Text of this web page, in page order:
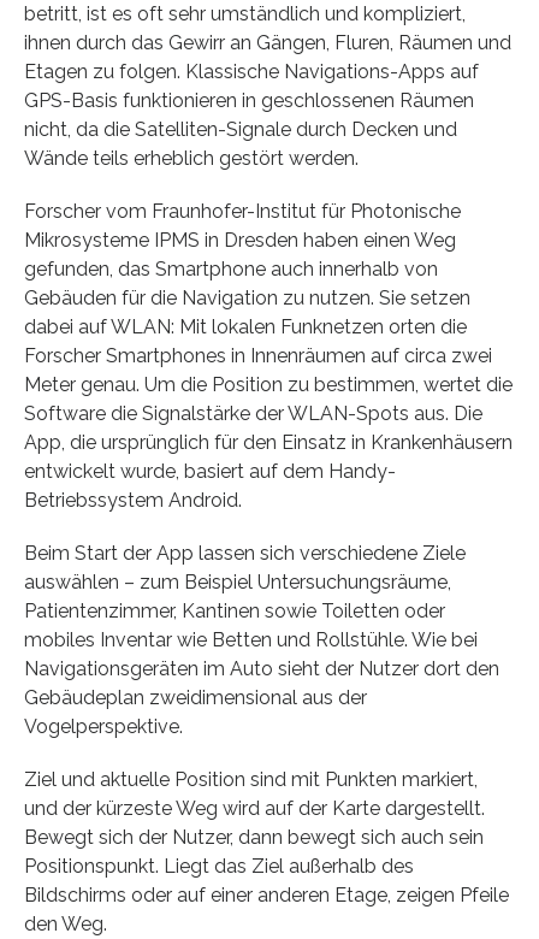
betritt, ist es oft sehr umständlich und kompliziert,
ihnen durch das Gewirr an Gängen, Fluren, Räumen und
Etagen zu folgen. Klassische Navigations-Apps auf
GPS-Basis funktionieren in geschlossenen Räumen
nicht, da die Satelliten-Signale durch Decken und
Wände teils erheblich gestört werden.
Forscher vom Fraunhofer-Institut für Photonische
Mikrosysteme IPMS in Dresden haben einen Weg
gefunden, das Smartphone auch innerhalb von
Gebäuden für die Navigation zu nutzen. Sie setzen
dabei auf WLAN: Mit lokalen Funknetzen orten die
Forscher Smartphones in Innenräumen auf circa zwei
Meter genau. Um die Position zu bestimmen, wertet die
Software die Signalstärke der WLAN-Spots aus. Die
App, die ursprünglich für den Einsatz in Krankenhäusern
entwickelt wurde, basiert auf dem Handy-
Betriebssystem Android.
Beim Start der App lassen sich verschiedene Ziele
auswählen – zum Beispiel Untersuchungsräume,
Patientenzimmer, Kantinen sowie Toiletten oder
mobiles Inventar wie Betten und Rollstühle. Wie bei
Navigationsgeräten im Auto sieht der Nutzer dort den
Gebäudeplan zweidimensional aus der
Vogelperspektive.
Ziel und aktuelle Position sind mit Punkten markiert,
und der kürzeste Weg wird auf der Karte dargestellt.
Bewegt sich der Nutzer, dann bewegt sich auch sein
Positionspunkt. Liegt das Ziel außerhalb des
Bildschirms oder auf einer anderen Etage, zeigen Pfeile
den Weg.